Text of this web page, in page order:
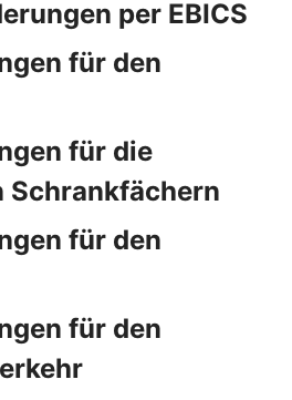
per EBICS
für den
für die
Schrankfächern
für den
für den